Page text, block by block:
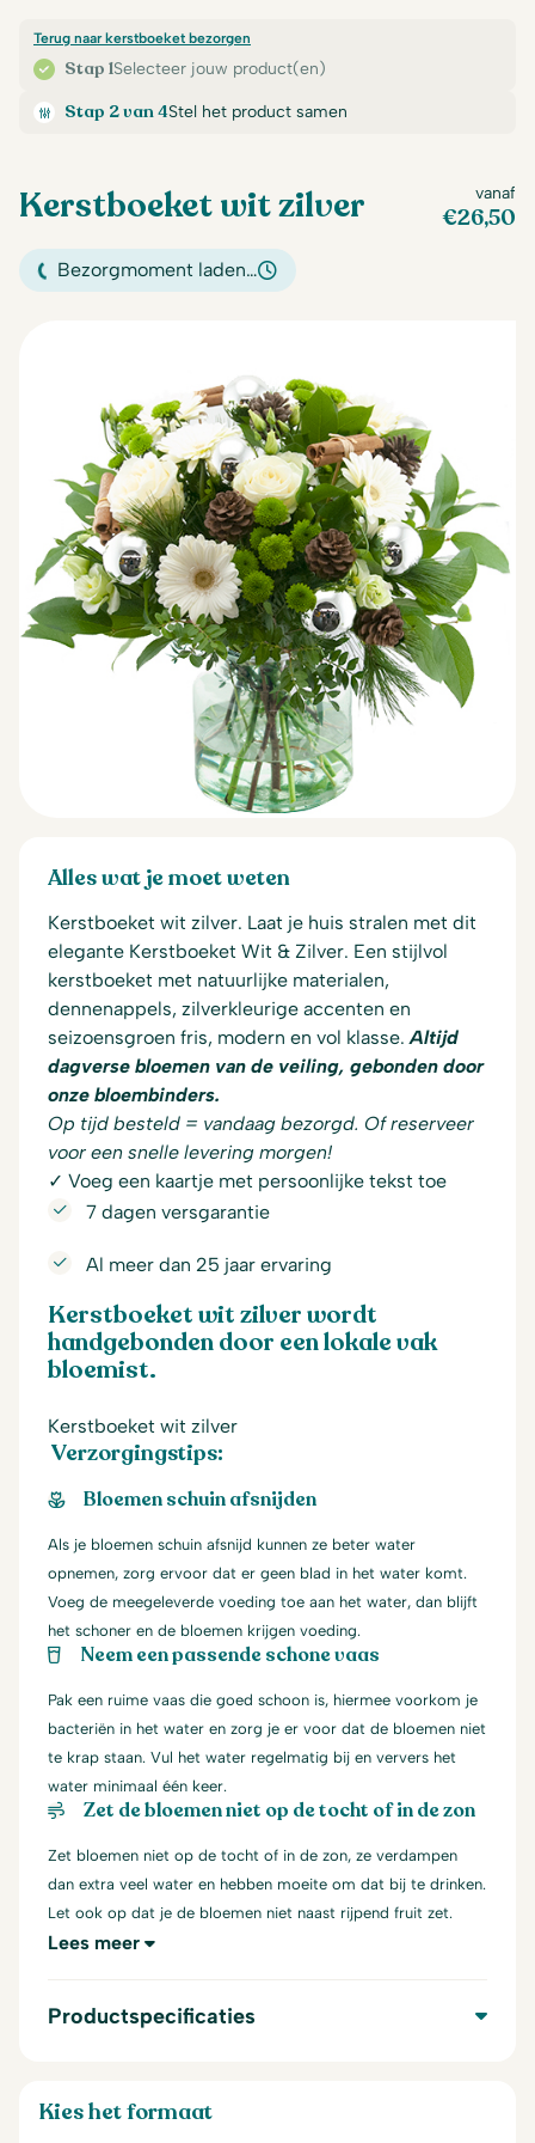
Stap 1Selecteer jouw product(en)
Terug naar kerstboeket bezorgen
Stap 2 van 4Stel het product samen
Kerstboeket wit zilver vanaf
€26,50
Bezorgmoment laden…
Alles wat je moet weten
Kerstboeket wit zilver. Laat je huis stralen met dit
elegante Kerstboeket Wit & Zilver. Een stijlvol
kerstboeket met natuurlijke materialen,
dennenappels, zilverkleurige accenten en
seizoensgroen fris, modern en vol klasse.Altijd
dagverse bloemen van de veiling, gebonden door
onze bloembinders.
Op tijd besteld = vandaag bezorgd. Of reserveer
voor een snelle levering morgen!
✓ Voeg een kaartje met persoonlijke tekst toe
7 dagen versgarantie
Al meer dan 25 jaar ervaring
Kerstboeket wit zilver wordt
handgebonden door een lokale vak
bloemist.
Kerstboeket wit zilver
Verzorgingstips:
Bloemen schuin afsnijden
Als je bloemen schuin afsnijd kunnen ze beter water
opnemen, zorg ervoor dat er geen blad in het water komt.
Voeg de meegeleverde voeding toe aan het water, dan blijft
het schoner en de bloemen krijgen voeding.
Neem een passende schone vaas
Pak een ruime vaas die goed schoon is, hiermee voorkom je
bacteriën in het water en zorg je er voor dat de bloemen niet
te krap staan. Vul het water regelmatig bij en ververs het
water minimaal één keer.
Zet de bloemen niet op de tocht of in de zon
Zet bloemen niet op de tocht of in de zon, ze verdampen
dan extra veel water en hebben moeite om dat bij te drinken.
Let ook op dat je de bloemen niet naast rijpend fruit zet.
Lees meer
Productspecificaties
Kies het formaat